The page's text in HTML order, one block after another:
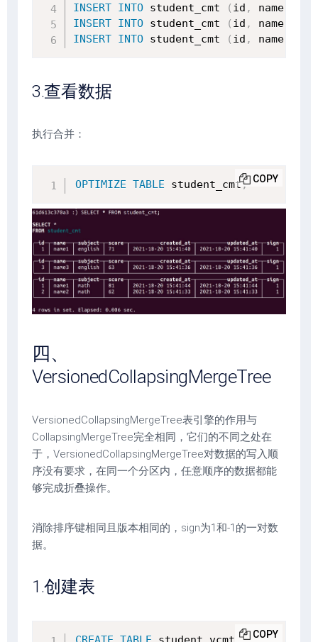
INSERT INTO student_cmt ( id , name
INSERT INTO student_cmt ( id , name
INSERT INTO student_cmt ( id , name
3.查看数据
执行合并：
OPTIMIZE TABLE student_cmt; COPY
四、
VersionedCollapsingMergeTree
VersionedCollapsingMergeTree表引擎的作用与
CollapsingMergeTree完全相同，它们的不同之处在
于，VersionedCollapsingMergeTree对数据的写入顺
序没有要求，在同一个分区内，任意顺序的数据都能
够完成折叠操作。
消除排序键相同且版本相同的，sign为1和-1的一对数
据。
1.创建表
COPY